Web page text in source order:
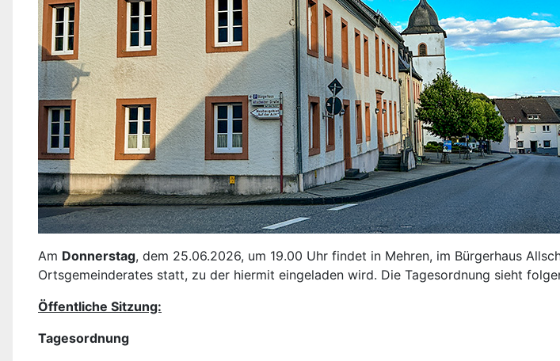
Am Donnerstag, dem 25.06.2026, um 19.00 Uhr findet in Mehren, im Bürgerhaus
Ortsgemeinderates statt, zu der hiermit eingeladen wird. Die Tagesordnung sieht
Öffentliche Sitzung:
Tagesordnung